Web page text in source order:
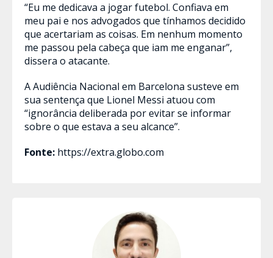
“Eu me dedicava a jogar futebol. Confiava em
meu pai e nos advogados que tínhamos decidido
que acertariam as coisas. Em nenhum momento
me passou pela cabeça que iam me enganar”,
dissera o atacante.
A Audiência Nacional em Barcelona susteve em
sua sentença que Lionel Messi atuou com
“ignorância deliberada por evitar se informar
sobre o que estava a seu alcance”.
Fonte: https://extra.globo.com